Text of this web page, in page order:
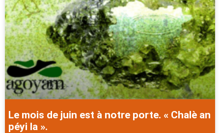
Le mois de juin est à notre porte. « Chalè an
péyi la ».